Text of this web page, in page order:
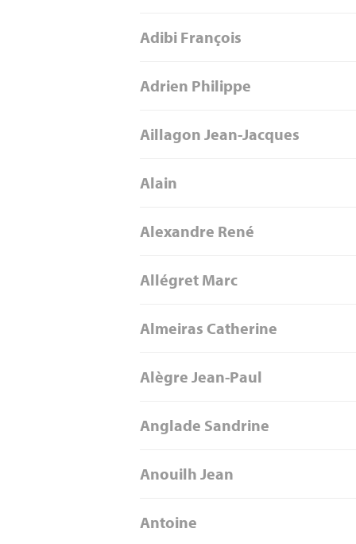
Adibi François
Adrien Philippe
Aillagon Jean-Jacques
Alain
Alexandre René
Allégret Marc
Almeiras Catherine
Alègre Jean-Paul
Anglade Sandrine
Anouilh Jean
Antoine